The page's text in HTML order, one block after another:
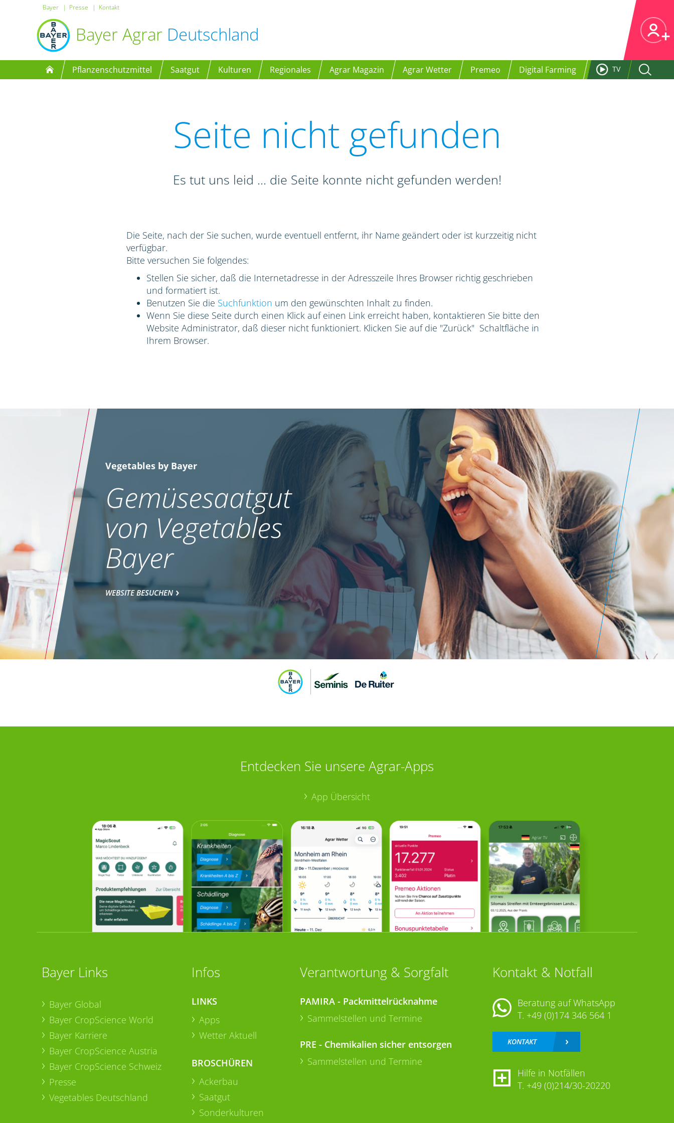
Bayer Presse Kontakt
Bayer Agrar Deutschland
Pflanzenschutzmittel Saatgut Kulturen Regionales Agrar Magazin Agrar Wetter Premeo Digital Farming TV
Seite nicht gefunden
Es tut uns leid ... die Seite konnte nicht gefunden werden!
Die Seite, nach der Sie suchen, wurde eventuell entfernt, ihr Name geändert oder ist kurzzeitig nicht
verfügbar.
Bitte versuchen Sie folgendes:
Stellen Sie sicher, daß die Internetadresse in der Adresszeile Ihres Browser richtig geschrieben
und formatiert ist.
Benutzen Sie die Suchfunktion um den gewünschten Inhalt zu finden.
Wenn Sie diese Seite durch einen Klick auf einen Link erreicht haben, kontaktieren Sie bitte den
Website Administrator, daß dieser nicht funktioniert. Klicken Sie auf die "Zurück" Schaltfläche in
Ihrem Browser.
Vegetables by Bayer
Gemüsesaatgut
von Vegetables
Bayer
WEBSITE BESUCHEN
Entdecken Sie unsere Agrar-Apps
App Übersicht
Bayer Links
Bayer Global
Bayer CropScience World
Bayer Karriere
Bayer CropScience Austria
Bayer CropScience Schweiz
Presse
Vegetables Deutschland
Infos
LINKS
Apps
Wetter Aktuell
BROSCHÜREN
Ackerbau
Saatgut
Sonderkulturen
Verantwortung & Sorgfalt
PAMIRA - Packmittelrücknahme
Sammelstellen und Termine
PRE - Chemikalien sicher entsorgen
Sammelstellen und Termine
Kontakt & Notfall
Beratung auf WhatsApp
T. +49 (0)174 346 564 1
KONTAKT
Hilfe in Notfällen
T. +49 (0)214/30-20220